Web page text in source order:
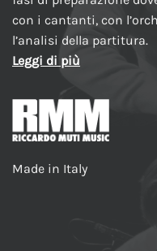
con i cantanti, con
l’analisi della partitura.
Leggi di più
Made in Italy